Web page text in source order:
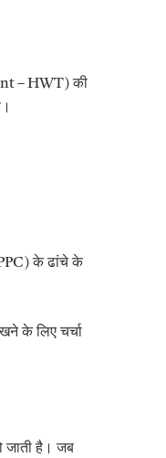
– HWT)की
के ढांचे के
के लिए चर्चा
जाती है। जब